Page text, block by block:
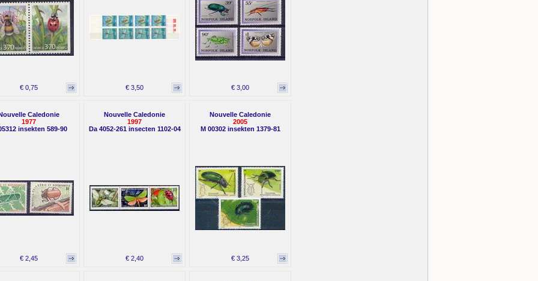
€ 0,75 € 3,50 € 3,00
Caledonie
1977
insekten 589-90
€ 2,45
Nouvelle Caledonie
1997
Da 4052-261 insecten 1102-04
€ 2,40
Nouvelle Caledonie
2005
M 00302 insekten 1379-81
€ 3,25